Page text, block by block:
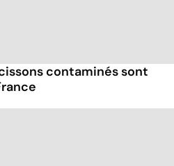
contaminés sont